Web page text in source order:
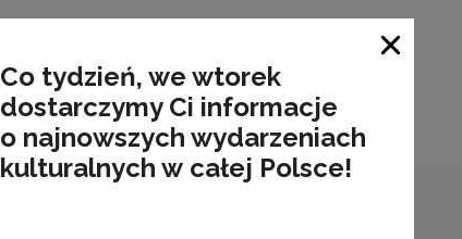
Pobierz ciekawostkę
Uwaga, link zostanie
Co tydzień, we wtorek
dostarczymy Ci informacje
o najnowszych wydarzeniach
kulturalnych w całej Polsce!